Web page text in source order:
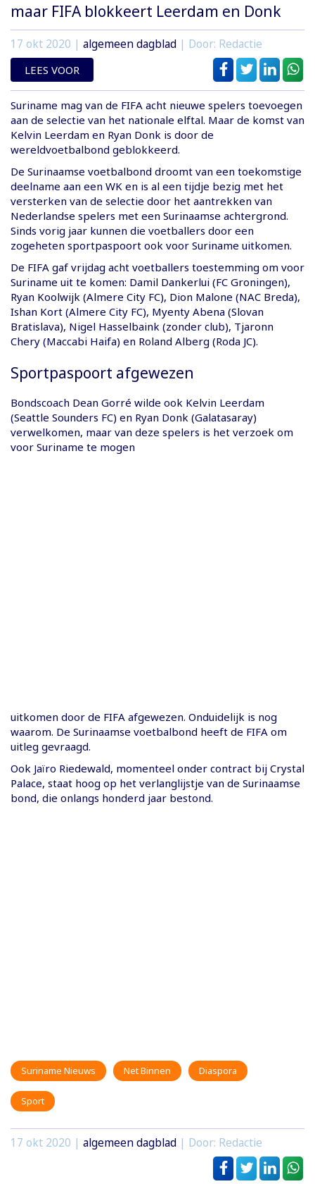
maar FIFA blokkeert Leerdam en Donk
17 okt 2020 | algemeen dagblad | Door: Redactie
LEES VOOR
Suriname mag van de FIFA acht nieuwe spelers toevoegen
aan de selectie van het nationale elftal. Maar de komst van
Kelvin Leerdam en Ryan Donk is door de
wereldvoetbalbond geblokkeerd.
De Surinaamse voetbalbond droomt van een toekomstige
deelname aan een WK en is al een tijdje bezig met het
versterken van de selectie door het aantrekken van
Nederlandse spelers met een Surinaamse achtergrond.
Sinds vorig jaar kunnen die voetballers door een
zogeheten sportpaspoort ook voor Suriname uitkomen.
De FIFA gaf vrijdag acht voetballers toestemming om voor
Suriname uit te komen: Damil Dankerlui (FC Groningen),
Ryan Koolwijk (Almere City FC), Dion Malone (NAC Breda),
Ishan Kort (Almere City FC), Myenty Abena (Slovan
Bratislava), Nigel Hasselbaink (zonder club), Tjaronn
Chery (Maccabi Haifa) en Roland Alberg (Roda JC).
Sportpaspoort afgewezen
Bondscoach Dean Gorré wilde ook Kelvin Leerdam
(Seattle Sounders FC) en Ryan Donk (Galatasaray)
verwelkomen, maar van deze spelers is het verzoek om
voor Suriname te mogen
uitkomen door de FIFA afgewezen. Onduidelijk is nog
waarom. De Surinaamse voetbalbond heeft de FIFA om
uitleg gevraagd.
Ook Jaïro Riedewald, momenteel onder contract bij Crystal
Palace, staat hoog op het verlanglijstje van de Surinaamse
bond, die onlangs honderd jaar bestond.
Suriname Nieuws Net Binnen Diaspora
Sport
17 okt 2020 | algemeen dagblad | Door: Redactie